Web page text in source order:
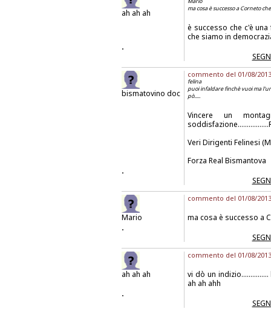
ah ah ah
ma cosa è successo a Corneto
è successo che c'è
che siamo in
.
bismatovino doc
commento del 01/08/
felina
puoi infaldare finchè vuoi ma
pò.....
Vincere un
Veri Dirigenti Felinesi
Forza Real Bismantova
.
Mario
commento del 01/08/
ma cosa è successo a
.
ah ah ah
commento del 01/08/
vi dò un indizio...............
ah ah ahh
.